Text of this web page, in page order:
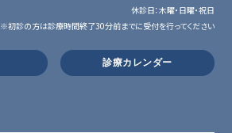
休診日：木曜・日曜・祝日
※初診の方は診療時間終了30分前までに受付を行ってください
診療カレンダー